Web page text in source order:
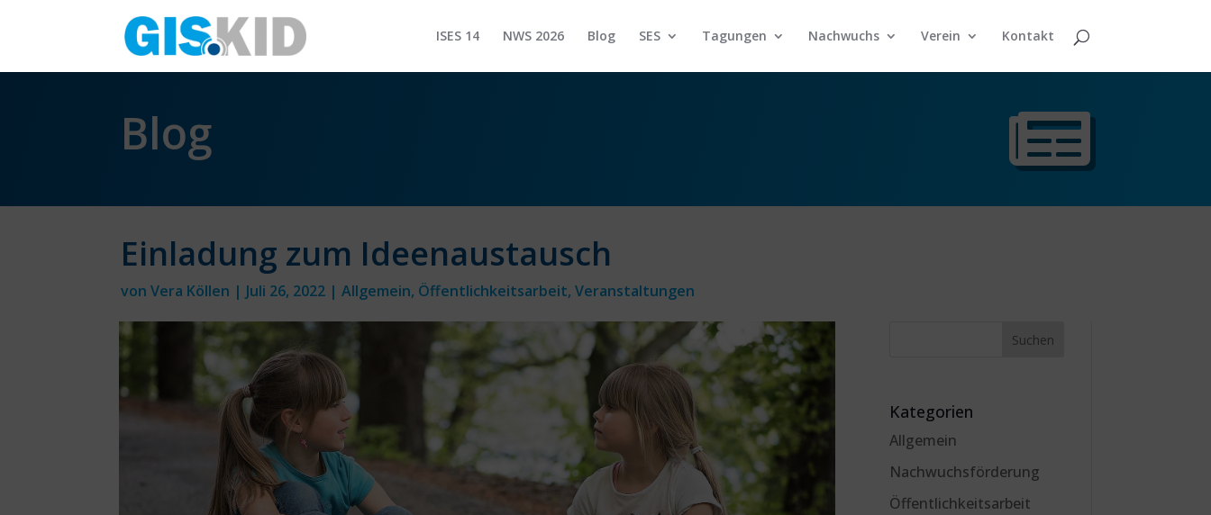
ISES 14 NWS 2026 Blog SES Tagungen Nachwuchs Verein Kontakt
Blog
Einladung zum Ideenaustausch
vonVera Köllen | Juli 26, 2022 |Allgemein, Öffentlichkeitsarbeit,Veranstaltungen
Kategorien
Allgemein
Nachwuchsförderung
Öffentlichkeitsarbeit